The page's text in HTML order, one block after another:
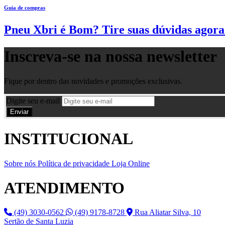
Guia de compras
Pneu Xbri é Bom? Tire suas dúvidas
Inscreva-se na nossa newsletter
Fique por dentro das novidades e promoções exclusivas.
Digite seu e-mail
INSTITUCIONAL
Sobre nós Política de privacidade Loja Online
ATENDIMENTO
(49) 3030-0562 (49) 9178-8728
Rua Aliatar Silva, 10
Sertão de Santa Luzia